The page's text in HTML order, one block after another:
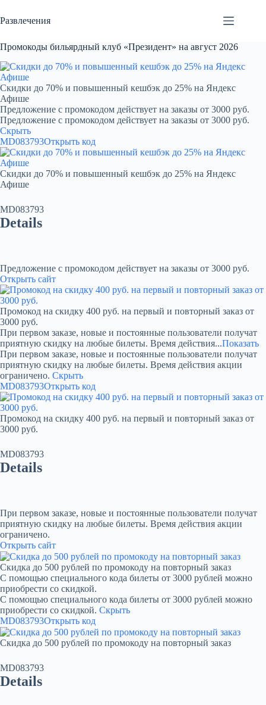
к
сути
Развлечения
Промокоды бильярдный клуб «Президент» на август 2026
Скидки до 70% и повышенный кешбэк до 25% на Яндекс
Афише
Предложение с промокодом действует на заказы от 3000 руб.
Предложение с промокодом действует на заказы от 3000 руб.
Скрыть
MD083793Открыть код
Скидки до 70% и повышенный кешбэк до 25% на Яндекс
Афише
MD083793
Details
Предложение с промокодом действует на заказы от 3000 руб.
Открыть сайт
Промокод на скидку 400 руб. на первый и повторный заказ от
3000 руб.
При первом заказе, новые и постоянные пользователи получат
приятную скидку на любые билеты. Время действия...Показать
При первом заказе, новые и постоянные пользователи получат
приятную скидку на любые билеты. Время действия акции
ограничено. Скрыть
MD083793Открыть код
Промокод на скидку 400 руб. на первый и повторный заказ от
3000 руб.
MD083793
Details
При первом заказе, новые и постоянные пользователи получат
приятную скидку на любые билеты. Время действия акции
ограничено.
Открыть сайт
Скидка до 500 рублей по промокоду на повторный заказ
С помощью специального кода билеты от 3000 рублей можно
приобрести со скидкой.
С помощью специального кода билеты от 3000 рублей можно
приобрести со скидкой. Скрыть
MD083793Открыть код
Скидка до 500 рублей по промокоду на повторный заказ
MD083793
Details